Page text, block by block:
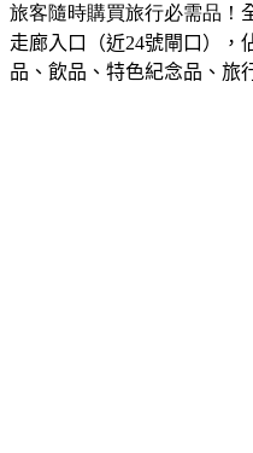
旅客隨時購買旅行必需品！
走廊入口（近24號閘口），
品、飲品、特色紀念品、旅